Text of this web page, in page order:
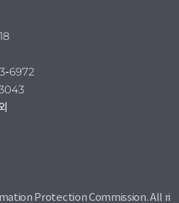
6972
Protection Commission. All ri